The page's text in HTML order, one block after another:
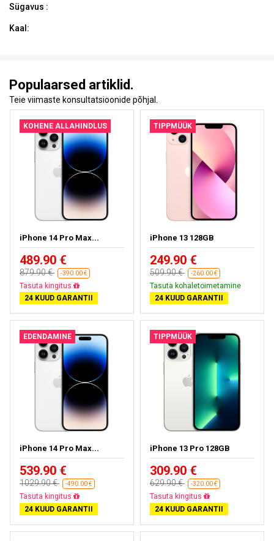
Sügavus :
Kaal:
Populaarsed artiklid.
Teie viimaste konsultatsioonide põhjal.
KOHENE ALLAHINDLUS
iPhone 14 Pro Max...
489.90 €
879.90 € -390.00 €
Tasuta kohaletoimetamine
24 KUUD GARANTII
TIPPMÜÜK
iPhone 13 128GB
249.90 €
509.90 € -260.00 €
Tasuta kohaletoimetamine
24 KUUD GARANTII
EDENDAMINE
iPhone 14 Pro Max...
539.90 €
1029.90 € -490.00 €
Tasuta kohaletoimetamine
24 KUUD GARANTII
TIPPMÜÜK
iPhone 13 Pro 128GB
309.90 €
629.90 € -320.00 €
Tasuta kohaletoimetamine
24 KUUD GARANTII